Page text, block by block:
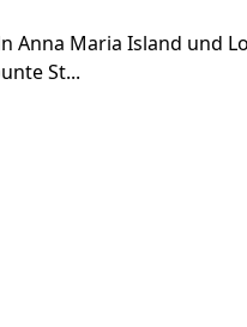
Anna Maria Island und
St...